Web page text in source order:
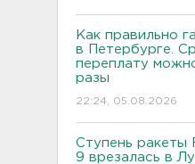
Как правильно
в Петербурге.
переплату
разы
22:24, 05.08.2026
Ступень ракеты
9 врезалась в